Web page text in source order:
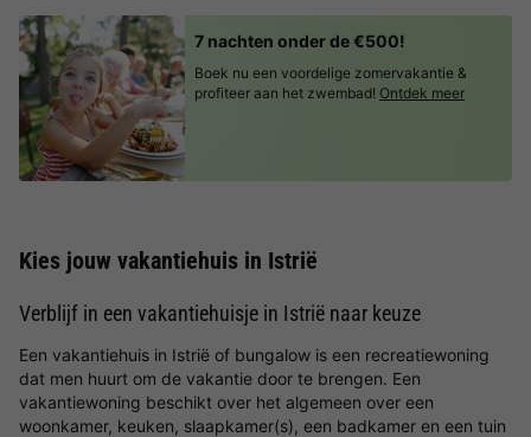
7 nachten onder de €500!
Boek nu een voordelige zomervakantie &
profiteer aan het zwembad! Ontdek meer
Kies jouw vakantiehuis in Istrië
Verblijf in een vakantiehuisje in Istrië naar keuze
Een vakantiehuis in Istrië of bungalow is een recreatiewoning
dat men huurt om de vakantie door te brengen. Een
vakantiewoning beschikt over het algemeen over een
woonkamer, keuken, slaapkamer(s), een badkamer en een tuin